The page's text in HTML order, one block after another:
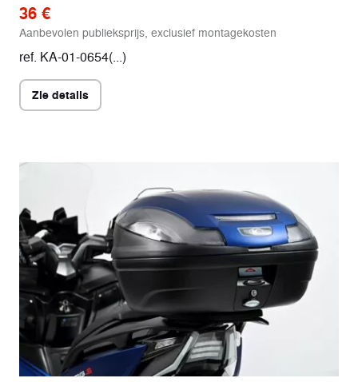
36 €
Aanbevolen publieksprijs, exclusief montagekosten
ref. KA-01-0654(...)
Zie details